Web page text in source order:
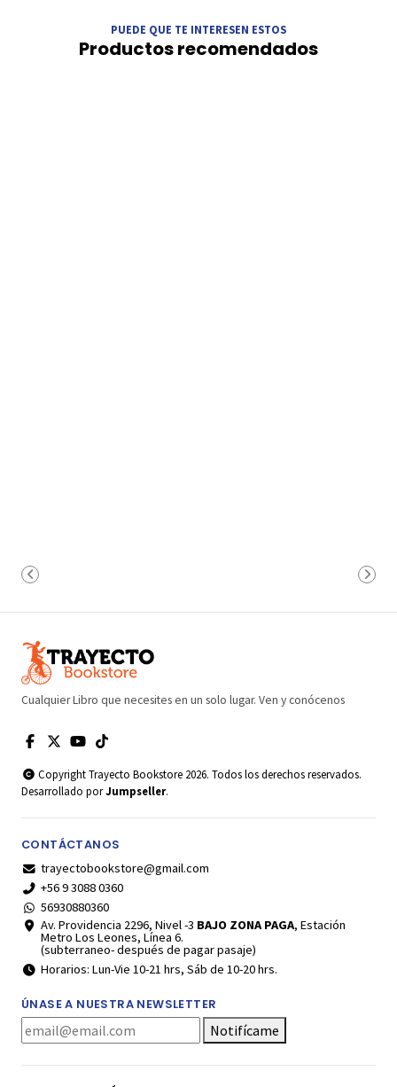
PUEDE QUE TE INTERESEN ESTOS
Productos recomendados
Cualquier Libro que necesites en un solo lugar. Ven y conócenos
Copyright Trayecto Bookstore 2026. Todos los derechos reservados.
Desarrollado porJumpseller.
CONTÁCTANOS
trayectobookstore@gmail.com
+56 9 3088 0360
56930880360
Av. Providencia 2296, Nivel -3 BAJO ZONA PAGA, Estación
Metro Los Leones, Línea 6.
(subterraneo- después de pagar pasaje)
Horarios: Lun-Vie 10-21 hrs, Sáb de 10-20 hrs.
ÚNASE A NUESTRA NEWSLETTER
Notifícame